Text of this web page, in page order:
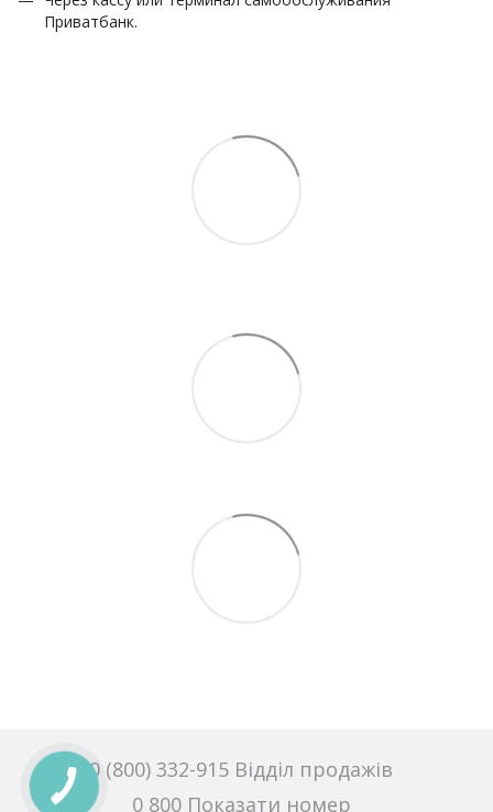
Приватбанк.
0 (800) 332-915 Відділ продажів
0 800 Показати номер